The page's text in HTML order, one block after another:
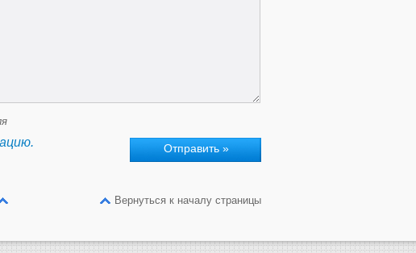
Вернуться к началу страницы